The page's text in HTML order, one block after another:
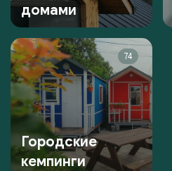
домами
74
Городские
кемпинги